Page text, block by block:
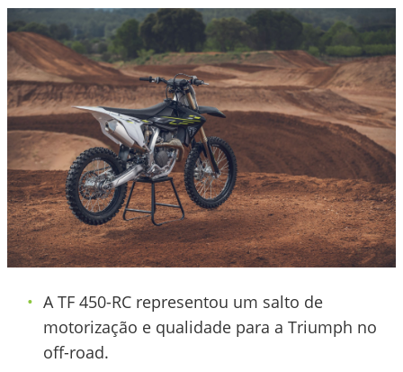
A TF 450-RC representou um salto de
motorização e qualidade para a Triumph no
off-road.